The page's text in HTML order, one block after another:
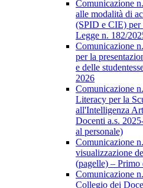
Comunicazione
alle modalità di
(SPID e CIE)
Legge n. 182/
Comunicazione
per la
e delle
2026
Comunicazione
Literacy per la
all'Intelligenza
Docenti a.s.
al personale)
Comunicazione
visualizzazione
(pagelle) – Primo
Comunicazione
Collegio dei